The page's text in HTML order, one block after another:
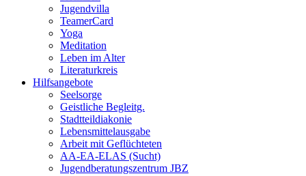
Jugendvilla
TeamerCard
Yoga
Meditation
Leben im Alter
Literaturkreis
Hilfsangebote
Seelsorge
Geistliche Begleitg.
Stadtteildiakonie
Lebensmittelausgabe
Arbeit mit Geflüchteten
AA-EA-ELAS (Sucht)
Jugendberatungs­zentrum JBZ